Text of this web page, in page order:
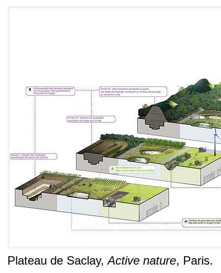
Plateau de Saclay,Active nature, Paris.